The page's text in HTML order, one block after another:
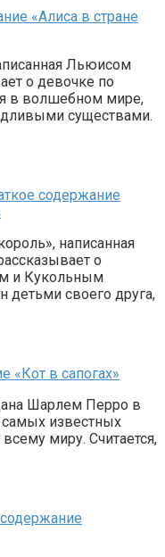
«Алиса в стране
Льюисом
о девочке по
в волшебном мире,
существами.
содержание
написанная
о
и Кукольным
детьми своего друга,
«Кот в сапогах»
Шарлем Перро в
самых известных
миру. Считается,